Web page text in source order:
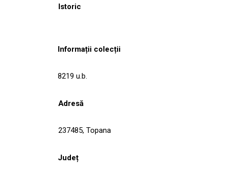
Istoric
Informații colecții
8219 u.b.
Adresă
237485, Topana
Județ